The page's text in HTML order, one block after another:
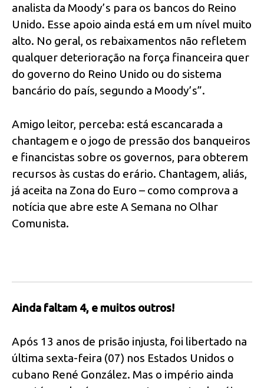
analista da Moody’s para os bancos do Reino
Unido. Esse apoio ainda está em um nível muito
alto. No geral, os rebaixamentos não refletem
qualquer deterioração na força financeira quer
do governo do Reino Unido ou do sistema
bancário do país, segundo a Moody’s”.
Amigo leitor, perceba: está escancarada a
chantagem e o jogo de pressão dos banqueiros
e financistas sobre os governos, para obterem
recursos às custas do erário. Chantagem, aliás,
já aceita na Zona do Euro – como comprova a
notícia que abre este A Semana no Olhar
Comunista.
Ainda faltam 4, e muitos outros!
Após 13 anos de prisão injusta, foi libertado na
última sexta-feira (07) nos Estados Unidos o
cubano René González. Mas o império ainda